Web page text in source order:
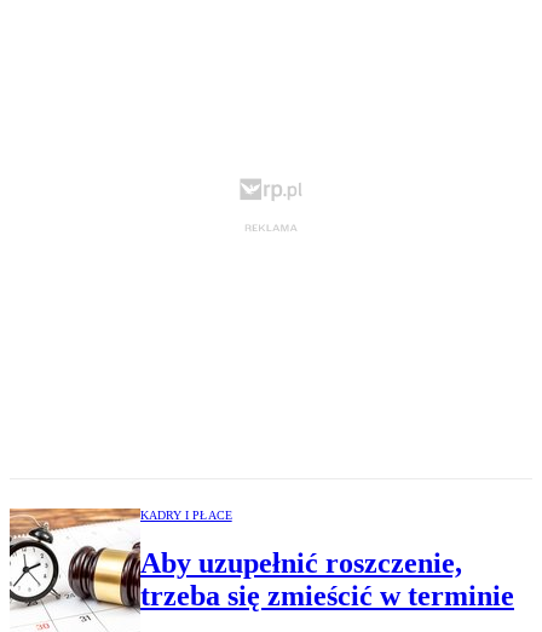
KADRY I PŁACE
Aby uzupełnić roszczenie,
trzeba się zmieścić w terminie